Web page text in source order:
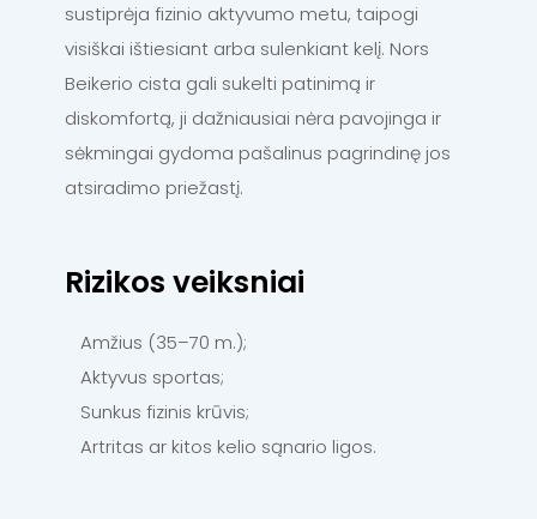
sustiprėja fizinio aktyvumo metu, taipogi
visiškai ištiesiant arba sulenkiant kelį. Nors
Beikerio cista gali sukelti patinimą ir
diskomfortą, ji dažniausiai nėra pavojinga ir
sėkmingai gydoma pašalinus pagrindinę jos
atsiradimo priežastį.
Rizikos veiksniai
Amžius (35–70 m.);
Aktyvus sportas;
Sunkus fizinis krūvis;
Artritas ar kitos kelio sąnario ligos.